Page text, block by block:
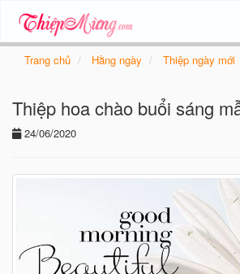
Trang chủ Hằng ngày Thiệp ngày mới
Thiệp hoa chào buổi sáng
24/06/2020